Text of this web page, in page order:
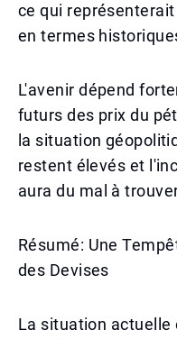
ce qui
en termes
L'avenir dépend
futurs des prix du
la situation
restent élevés et
aura du mal à
Résumé: Une
des Devises
La situation